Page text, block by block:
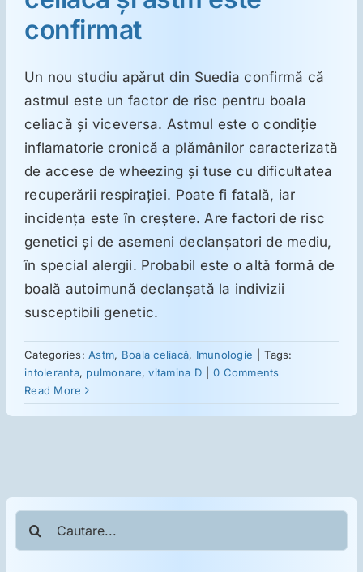
confirmat
Un nou studiu apărut din Suedia confirmă că
astmul este un factor de risc pentru boala
celiacă şi viceversa. Astmul este o condiţie
inflamatorie cronică a plămânilor caracterizată
de accese de wheezing şi tuse cu dificultatea
recuperării respiraţiei. Poate fi fatală, iar
incidenţa este în creştere. Are factori de risc
genetici şi de asemeni declanşatori de mediu,
în special alergii. Probabil este o altă formă de
boală autoimună declanşată la indivizii
susceptibili genetic.
Categories:Astm, Boala celiacă, Imunologie
Tags:
intoleranta, pulmonare,vitamina D
0 Comments
Read More
Cautare...